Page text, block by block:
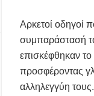
Αρκετοί οδηγοί
συμπαράστασή
επισκέφθηκαν
προσφέροντας
αλληλεγγύη τους.